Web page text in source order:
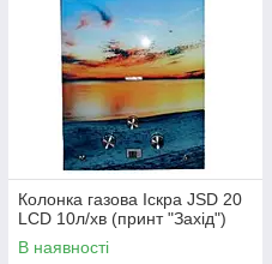
Колонка газова Іскра JSD 20
LCD 10л/хв (принт "Захід")
В наявності